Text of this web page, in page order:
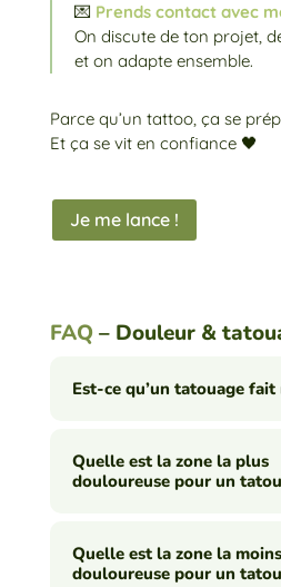
💌 Prends contact avec
On discute de ton projet,
et on adapte ensemble.
Parce qu’un tattoo, ça se
Et ça se vit en confiance 🖤
Je me lance !
FAQ– Douleur &
Est-ce qu’un tatouage fait
Quelle est la zone la plus
douloureuse pour un
Quelle est la zone la moins
douloureuse pour un